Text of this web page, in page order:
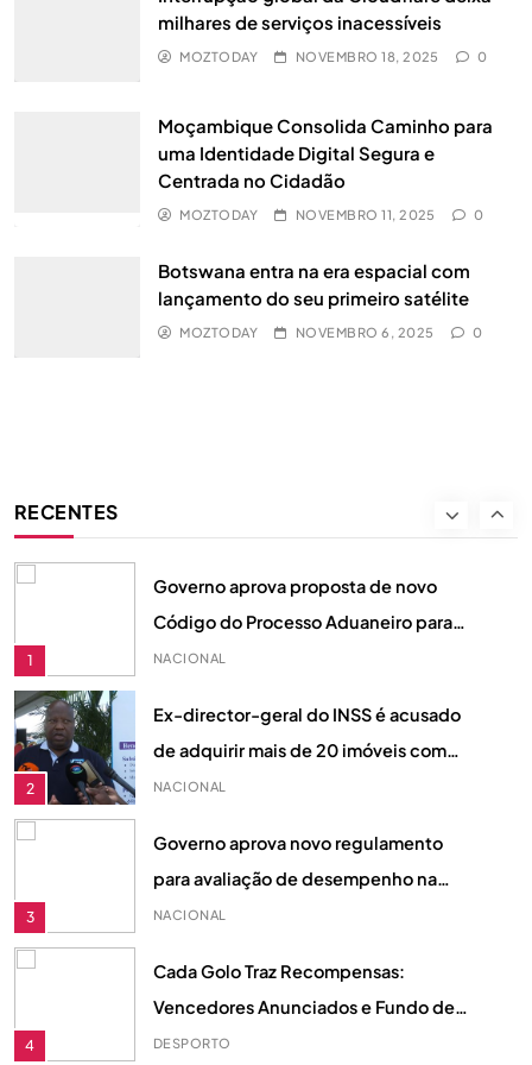
milhares de serviços inacessíveis
MOZTODAY NOVEMBRO 18, 2025 0
Moçambique Consolida Caminho para
uma Identidade Digital Segura e
Centrada no Cidadão
MOZTODAY NOVEMBRO 11, 2025 0
Botswana entra na era espacial com
lançamento do seu primeiro satélite
MOZTODAY NOVEMBRO 6, 2025 0
RECENTES
NACIONAL UNCATEGORIZED
trabalho através do telemóvel
NACIONAL
Além da Escolha: Como o 1xEquilíbrio
8
1
Governo aprova proposta de novo
Código do Processo Aduaneiro para
reforçar justiça fiscal em Moçambique
NACIONAL
2
Ex-director-geral do INSS é acusado
de adquirir mais de 20 imóveis com
fundos desviados, diz acusação do MP
NACIONAL
3
Governo aprova novo regulamento
para avaliação de desempenho na
Função Pública
NACIONAL
4
Cada Golo Traz Recompensas:
Vencedores Anunciados e Fundo de
Prémios de 510 Dólares
DESPORTO